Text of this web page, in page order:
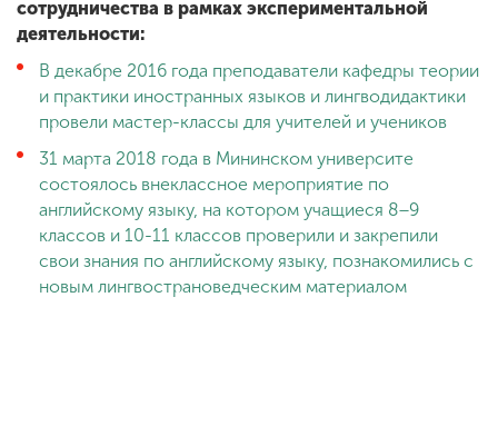
сотрудничества в рамках экспериментальной
деятельности:
В декабре 2016 года преподаватели кафедры теории
и практики иностранных языков и лингводидактики
провели мастер-классы для учителей и учеников
31 марта 2018 года в Мининском университе
состоялось внеклассное мероприятие по
английскому языку, на котором учащиеся 8−9
классов и 10-11 классов проверили и закрепили
свои знания по английскому языку, познакомились с
новым лингвострановедческим материалом